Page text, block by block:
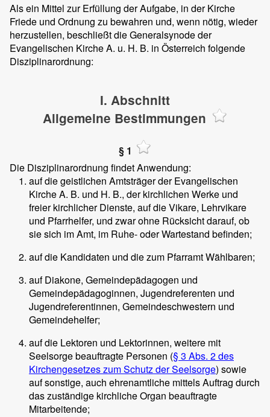
Als ein Mittel zur Erfüllung der Aufgabe, in der Kirche
Friede und Ordnung zu bewahren und, wenn nötig, wieder
herzustellen, beschließt die Generalsynode der
Evangelischen Kirche A. u. H. B. in Österreich folgende
Disziplinarordnung:
I. Abschnitt
Allgemeine Bestimmungen
§ 1
Die Disziplinarordnung findet Anwendung:
auf die geistlichen Amtsträger der Evangelischen
Kirche A. B. und H. B., der kirchlichen Werke und
freier kirchlicher Dienste, auf die Vikare, Lehrvikare
und Pfarrhelfer, und zwar ohne Rücksicht darauf, ob
sie sich im Amt, im Ruhe- oder Wartestand befinden;
auf die Kandidaten und die zum Pfarramt Wählbaren;
auf Diakone, Gemeindepädagogen und
Gemeindepädagoginnen, Jugendreferenten und
Jugendreferentinnen, Gemeindeschwestern und
Gemeindehelfer;
auf die Lektoren und Lektorinnen, weitere mit
Seelsorge beauftragte Personen (§ 3 Abs. 2 des
Kirchengesetzes zum Schutz der Seelsorge) sowie
auf sonstige, auch ehrenamtliche mittels Auftrag durch
das zuständige kirchliche Organ beauftragte
Mitarbeitende;